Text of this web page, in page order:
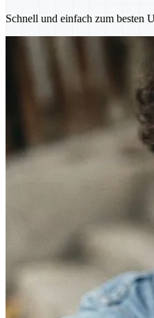
Schnell und einfach zum besten